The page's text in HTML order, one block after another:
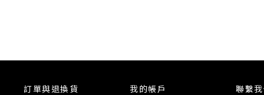
訂單與退換貨 我的帳戶 聯繫